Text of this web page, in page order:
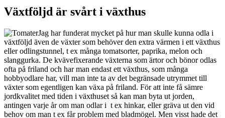
Växtföljd är svårt i växthus
Jag har funderat mycket på hur man skulle kunna odla i
växtföljd även de växter som behöver den extra värmen i ett växthus
eller odlingstunnel, t ex många tomatsorter, paprika, melon och
slanggurka. De kvävefixerande växterna som ärtor och bönor odlas
ofta på friland och har man endast ett växthus, som många
hobbyodlare har, vill man inte ta av det begränsade utrymmet till
växter som egentligen kan växa på friland. För att inte få sämre
jordkvalitet med tiden i växthuset så kan man byta ut jorden,
antingen varje år om man odlar i t ex hinkar, eller gräva ut den vid
behov om man t ex får problem med bladmögel. Men visst hade det